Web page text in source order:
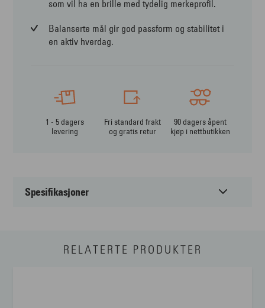
som vil ha en brille med tydelig merkeprofil.
Balanserte mål gir god passform og stabilitet i
en aktiv hverdag.
1 - 5 dagers
levering
Fri standard frakt
og gratis retur
90 dagers åpent
kjøp i nettbutikken
Spesifikasjoner
RELATERTE PRODUKTER